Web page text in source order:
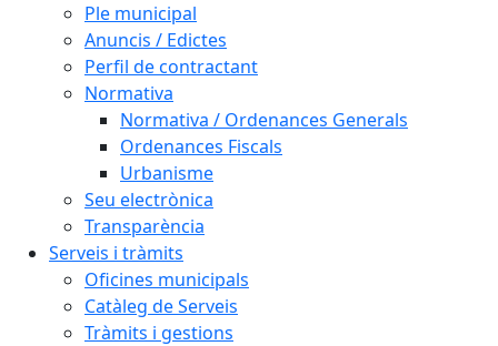
Ple municipal
Anuncis / Edictes
Perfil de contractant
Normativa
Normativa / Ordenances Generals
Ordenances Fiscals
Urbanisme
Seu electrònica
Transparència
Serveis i tràmits
Oficines municipals
Catàleg de Serveis
Tràmits i gestions